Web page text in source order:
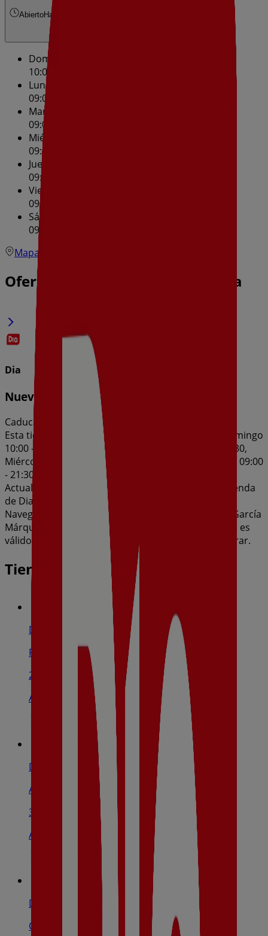
AbiertoHasta las 14:30
Domingo
10:00 - 14:30
Lunes
09:00 - 21:30
Martes
09:00 - 21:30
Miércoles
09:00 - 21:30
Jueves
09:00 - 21:30
Viernes
09:00 - 21:30
Sábado
09:00 - 21:30
Mapa
Ofertas de Dia en Collado Villalba
Dia
Nueva Calidad Dia del 05/08 al 11/08
Caduca el 11/8
Esta tienda de Dia tiene los siguientes horarios: Domingo
10:00 - 14:30, Lunes 09:00 - 21:30, Martes 09:00 - 21:30,
Miércoles 09:00 - 21:30, Jueves 09:00 - 21:30, Viernes 09:00
- 21:30, Sábado 09:00 - 21:30
Actualmente hay 1 catálogos disponibles en esta tienda
de Dia.
Navega por el último catálogo de Dia en C/Gabriel García
Márquez,6 Nueva Calidad Dia del 05/08 al 11/08 que es
válido del 5/8/2026 al 11/8/2026 y no pares de ahorrar.
Tiendas más cercanas
Dia
Plaza Los Belgas, 7, Collado Villalba
298 m
Abierto
Dia
Avenida Juan Carlos I, 24, Collado Villalba
323 m
Abierto
Dia
Calle Asturias, 34, Collado Villalba